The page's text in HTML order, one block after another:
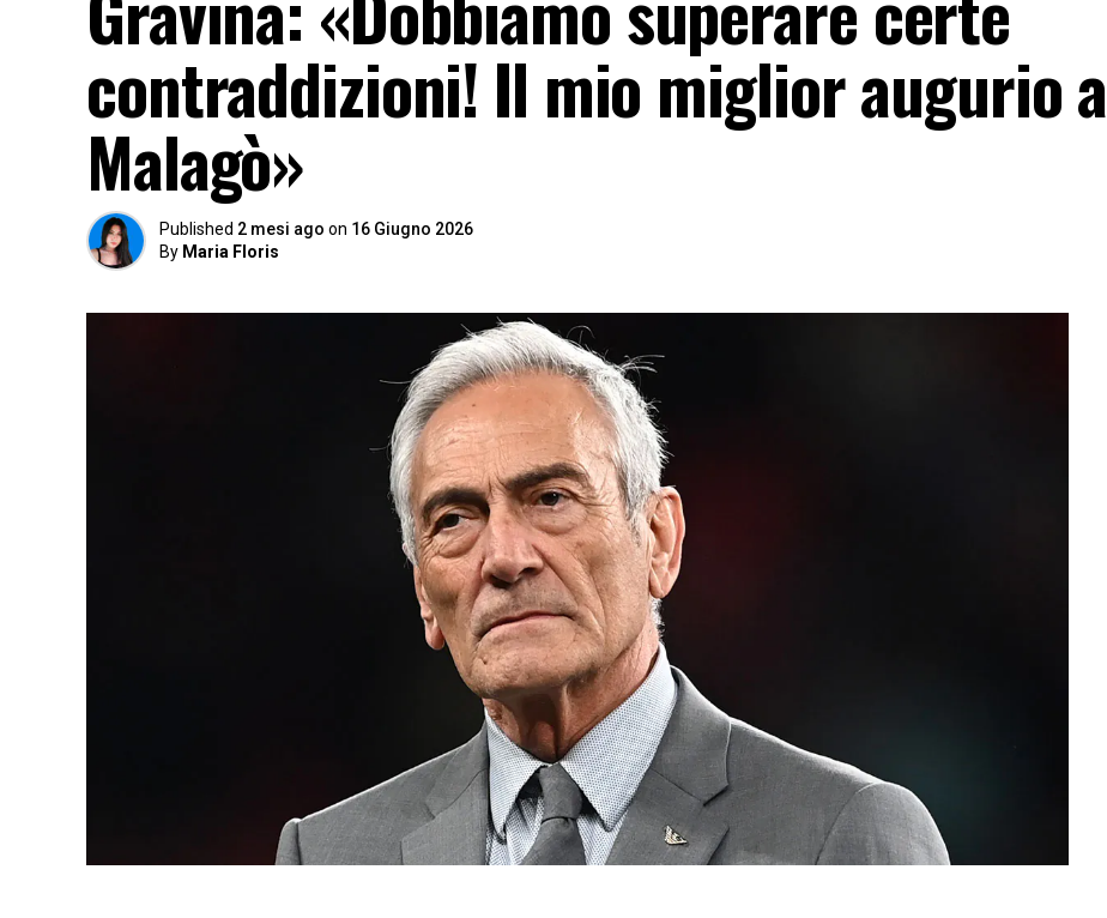
contraddizioni! Il mio miglior augurio a
Malagò»
Published 2 mesi ago on 16 Giugno 2026
By Maria Floris